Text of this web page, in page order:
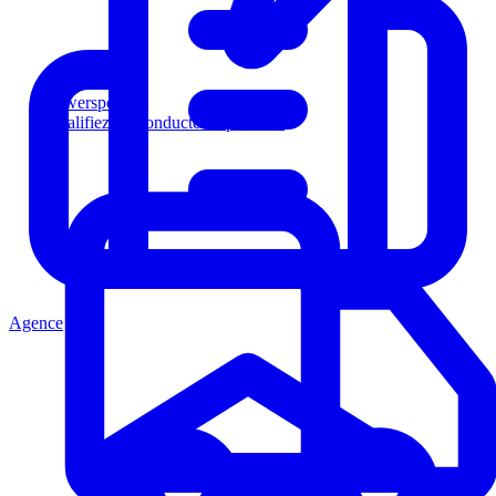
Powersports
Qualifiez les conducteurs plus vite
Agence